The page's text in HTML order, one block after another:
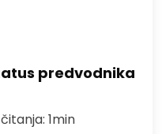
predvodnika
1min